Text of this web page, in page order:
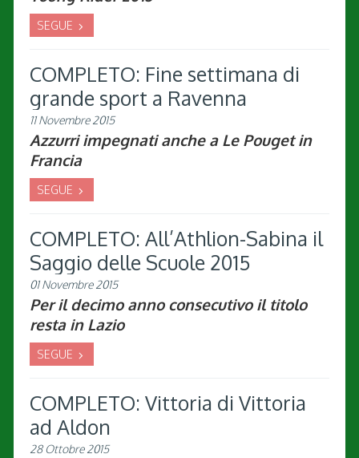
SEGUE
COMPLETO: Fine settimana di
grande sport a Ravenna
11 Novembre 2015
Azzurri impegnati anche a Le Pouget in
Francia
SEGUE
COMPLETO: All’Athlion-Sabina il
Saggio delle Scuole 2015
01 Novembre 2015
Per il decimo anno consecutivo il titolo
resta in Lazio
SEGUE
COMPLETO: Vittoria di Vittoria
ad Aldon
28 Ottobre 2015